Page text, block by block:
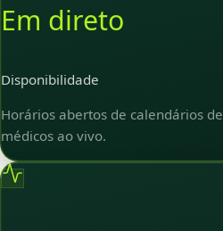
Em direto
Disponibilidade
Horários abertos de calendários de
médicos ao vivo.